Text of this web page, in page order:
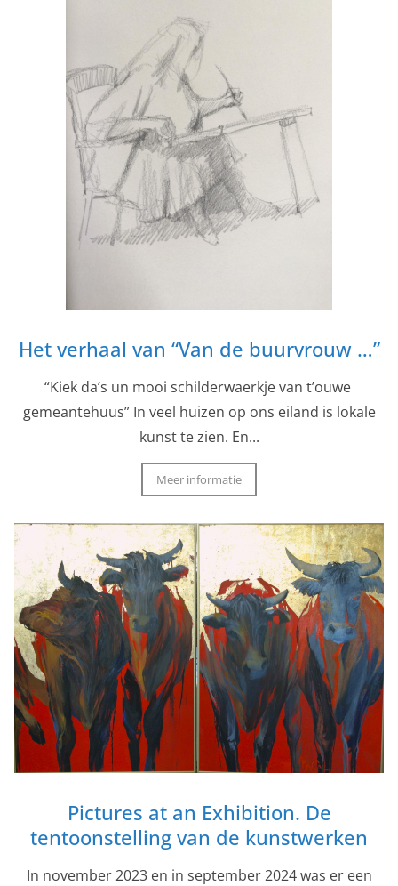
Het verhaal van “Van de buurvrouw …”
“Kiek da’s un mooi schilderwaerkje van t’ouwe
gemeantehuus” In veel huizen op ons eiland is lokale
kunst te zien. En...
Meer informatie
Pictures at an Exhibition. De
tentoonstelling van de kunstwerken
In november 2023 en in september 2024 was er een